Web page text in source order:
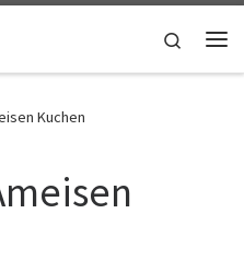
Search
Kuchen